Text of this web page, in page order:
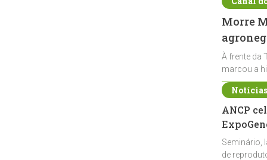
Morre
À frente da
marcou a
ANCP
Seminário,
de